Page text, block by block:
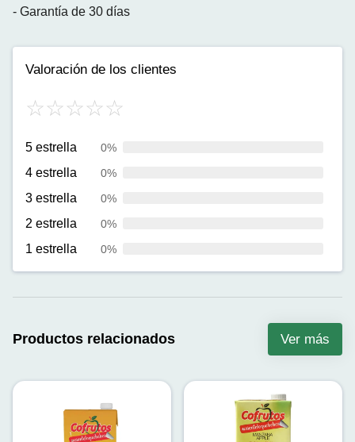
- Garantía de 30 días
Valoración de los clientes
5 estrella 0%
4 estrella 0%
3 estrella 0%
2 estrella 0%
1 estrella 0%
Productos relacionados Ver más